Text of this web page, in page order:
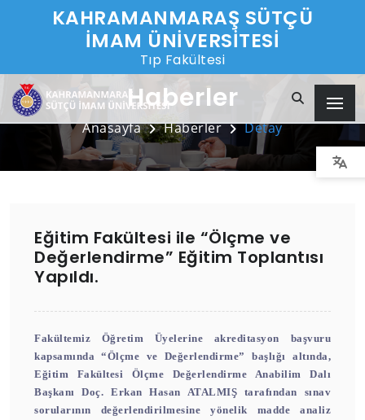
KAHRAMANMARAŞ SÜTÇÜ
İMAM ÜNİVERSİTESİ
Tıp Fakültesi
Haberler
Anasayfa Haberler Detay
Eğitim Fakültesi ile “Ölçme ve
Değerlendirme” Eğitim Toplantısı
Yapıldı.
Fakültemiz Öğretim Üyelerine akreditasyon başvuru
kapsamında “Ölçme ve Değerlendirme” başlığı altında,
Eğitim Fakültesi Ölçme Değerlendirme Anabilim Dalı
Başkanı Doç. Erkan Hasan ATALMIŞ tarafından sınav
sorularının değerlendirilmesine yönelik madde analiz